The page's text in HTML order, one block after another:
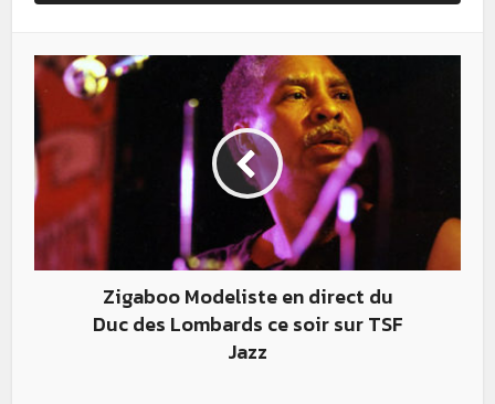
Zigaboo Modeliste en direct du
Duc des Lombards ce soir sur TSF
Jazz